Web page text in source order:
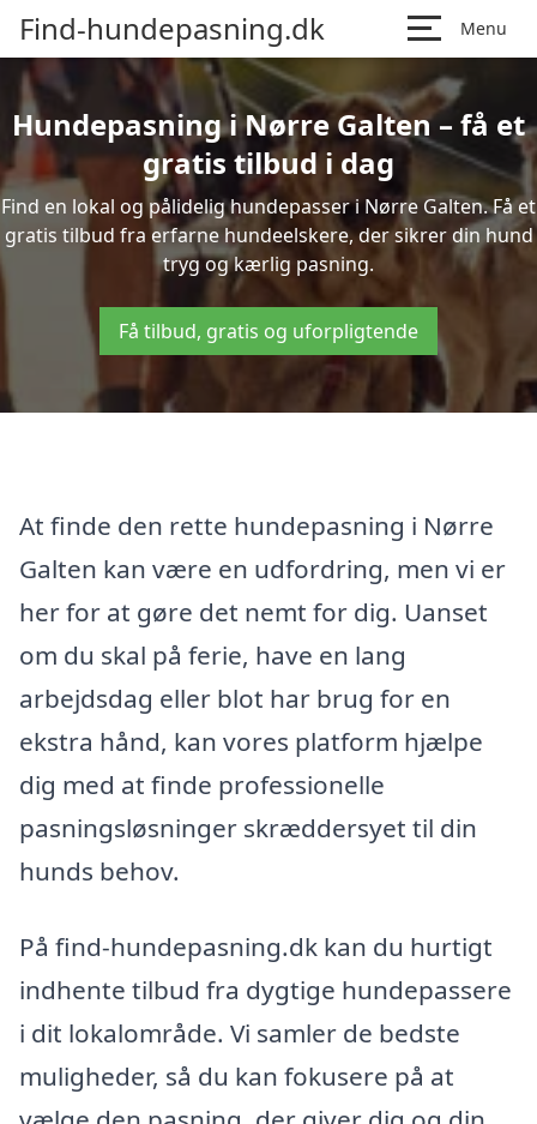
Find-hundepasning.dk Menu
Hundepasning i Nørre Galten – få et
gratis tilbud i dag
Find en lokal og pålidelig hundepasser i Nørre Galten. Få et
gratis tilbud fra erfarne hundeelskere, der sikrer din hund
tryg og kærlig pasning.
Få tilbud, gratis og uforpligtende
At finde den rette hundepasning i Nørre
Galten kan være en udfordring, men vi er
her for at gøre det nemt for dig. Uanset
om du skal på ferie, have en lang
arbejdsdag eller blot har brug for en
ekstra hånd, kan vores platform hjælpe
dig med at finde professionelle
pasningsløsninger skræddersyet til din
hunds behov.
På find-hundepasning.dk kan du hurtigt
indhente tilbud fra dygtige hundepassere
i dit lokalområde. Vi samler de bedste
muligheder, så du kan fokusere på at